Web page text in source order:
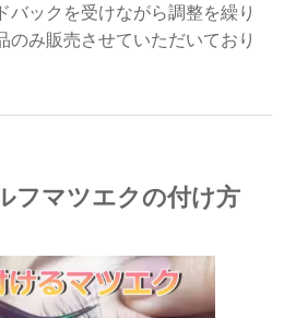
バックを受けながら調整を繰り
のみ販売させていただいており
フマツエクの付け方